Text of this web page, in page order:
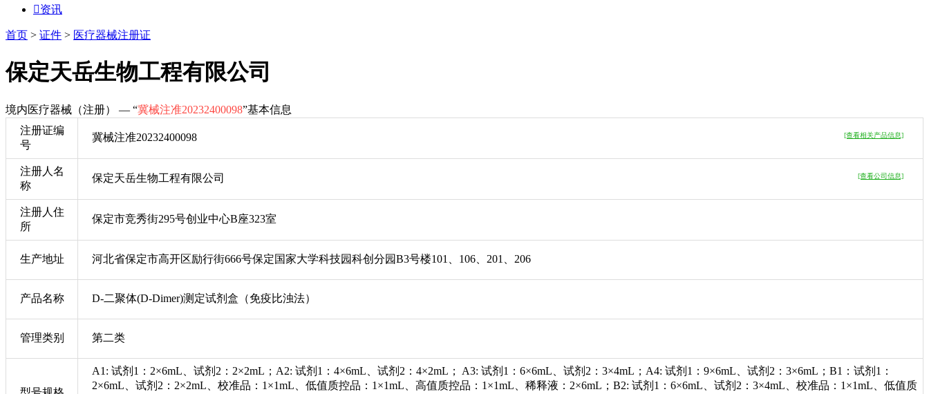
资讯
首页 > 证件 > 医疗器械注册证
保定天岳生物工程有限公司
境内医疗器械（注册） — “冀械注准20232400098”基本信息
注册证编
号
冀械注准20232400098 [查看相关产品信息]
注册人名
称
保定天岳生物工程有限公司 [查看公司信息]
注册人住
所
保定市竞秀街295号创业中心B座323室
生产地址 河北省保定市高开区励行街666号保定国家大学科技园科创分园B3号楼101、106、201、206
产品名称 D-二聚体(D-Dimer)测定试剂盒（免疫比浊法）
管理类别 第二类
A1: 试剂1：2×6mL、试剂2：2×2mL；A2: 试剂1：4×6mL、试剂2：4×2mL； A3: 试剂1：6×6mL、试剂2：3×4mL；A4: 试剂1：9×6mL、试剂2：3×6mL；B1：试剂1：
2×6mL、试剂2：2×2mL、校准品：1×1mL、低值质控品：1×1mL、高值质控品：1×1mL、稀释液：2×6mL；B2: 试剂1：6×6mL、试剂2：3×4mL、校准品：1×1mL、低值质